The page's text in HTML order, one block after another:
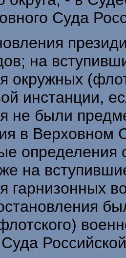
Суда
на
окружных
инстанции,
не были
в Верховном
на
гарнизонных